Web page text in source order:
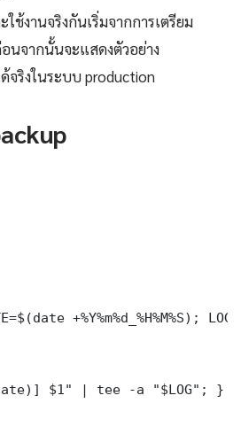
ช้งานจริงกันเริ่มจากการเตรียม
นจากนั้นจะแสดงตัวอย่าง
จริงในระบบ production
+%Y%m%d_%H%M%S);
$1" | tee -a "$LOG"; }